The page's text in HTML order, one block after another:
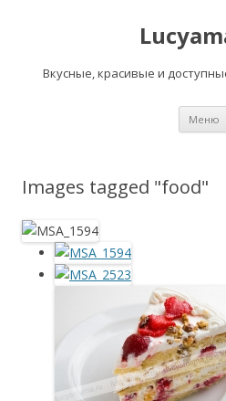
Вкусные, красивые и
Меню
Images tagged "food"